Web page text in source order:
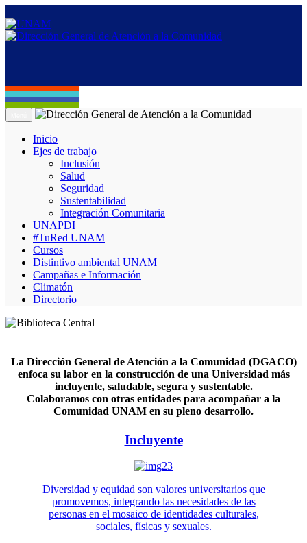
Inicio
Ejes de trabajo
Inclusión
Salud
Seguridad
Sustentabilidad
Integración Comunitaria
UNAPDI
#TuRed UNAM
Cursos
Distintivo ambiental UNAM
Campañas e Información
Climatón
Directorio
La Dirección General de Atención a la Comunidad (DGACO)
enfoca su labor en la construcción de una Universidad más
incluyente, saludable, segura y sustentable.
Colaboramos con otras entidades para acompañar a la
Comunidad UNAM en su pleno desarrollo.
Incluyente
Diversidad y equidad son valores universitarios que
promovemos, integrando las necesidades de las
personas en el mosaico de identidades culturales,
sociales, físicas y sexuales.